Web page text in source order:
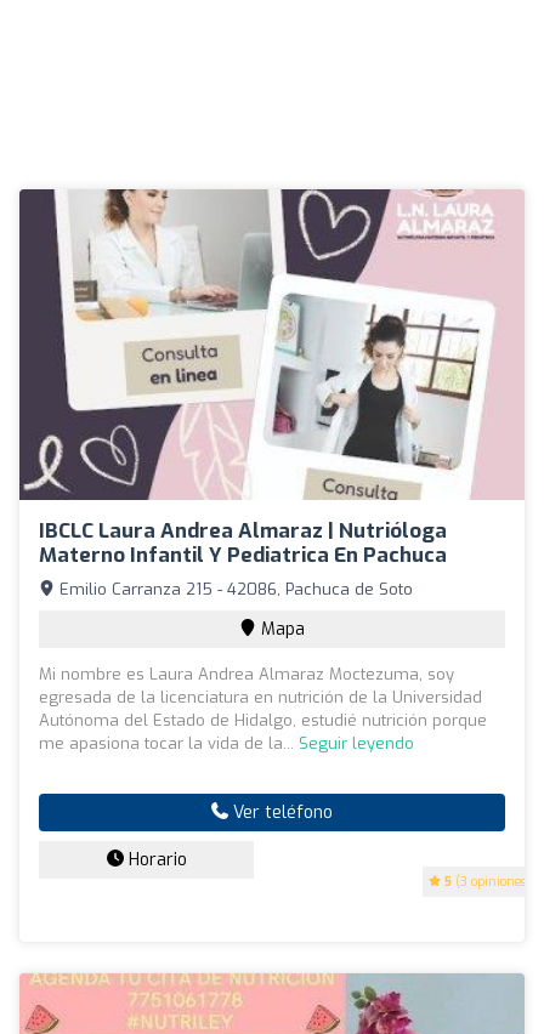
IBCLC Laura Andrea Almaraz | Nutrióloga
Materno Infantil Y Pediatrica En Pachuca
5 (3 opiniones)
Emilio Carranza 215 - 42086, Pachuca de Soto
Mapa
Mi nombre es Laura Andrea Almaraz Moctezuma, soy
egresada de la licenciatura en nutrición de la Universidad
Autónoma del Estado de Hidalgo, estudié nutrición porque
me apasiona tocar la vida de la... Seguir leyendo
Ver teléfono
Horario